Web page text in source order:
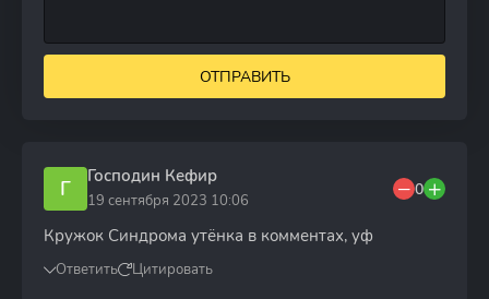
ОТПРАВИТЬ
Г Господин Кефир
19 сентября 2023 10:06
0
Кружок Синдрома утёнка в комментах, уф
Ответить Цитировать